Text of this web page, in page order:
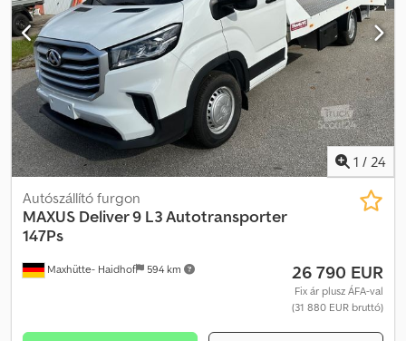
1 / 24
Maxhütte- Haidhof 594 km
Autószállító furgon
MAXUS Deliver 9 L3 Autotransporter
147Ps
26 790 EUR
Fix ár plusz ÁFA-val
(31 880 EUR bruttó)